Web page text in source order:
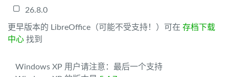
26.8.0
更早版本的 LibreOffice（可能不受支持！）可在 存档下载
中心 找到
Windows XP 用户请注意：最后一个支持